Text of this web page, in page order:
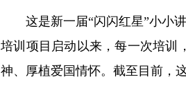
这是新一届“闪闪红星”小小
培训项目启动以来，每一次培训
神、厚植爱国情怀。截至目前，